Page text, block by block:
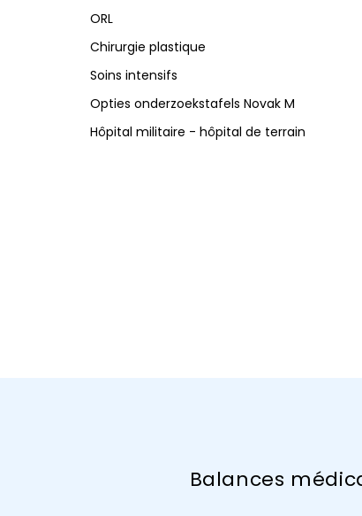
ORL
Chirurgie plastique
Soins intensifs
Opties onderzoekstafels Novak M
Hôpital militaire - hôpital de terrain
Balances